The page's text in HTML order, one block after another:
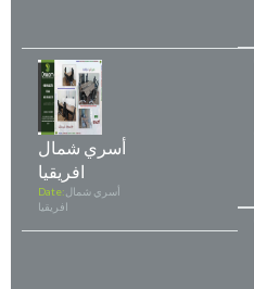
أسري شمال
افريقيا
Date: أسري شمال
افريقيا